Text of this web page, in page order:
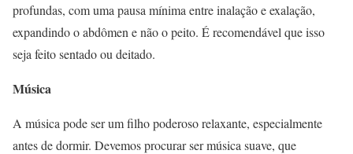
profundas, com uma pausa mínima entre inalação e exalação,
expandindo o abdômen e não o peito. É recomendável que isso
seja feito sentado ou deitado.
Música
A música pode ser um filho poderoso relaxante, especialmente
antes de dormir. Devemos procurar ser música suave, que